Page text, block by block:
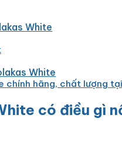
White
White
hãng, chất lượng
có điều gì